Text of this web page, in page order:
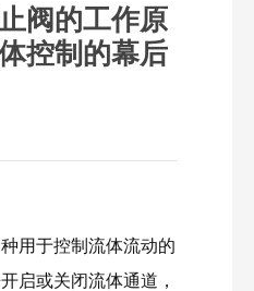
阀的工作原
控制的幕后
用于控制流体流动的
启或关闭流体通道，